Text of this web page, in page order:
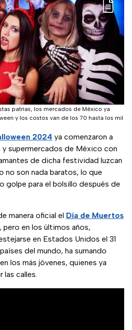
patrias, los mercados de México ya
y los costos van de los 70 hasta los mil
2024 ya comenzaron a
supermercados de México con
de dicha festividad luzcan
no son nada baratos, lo que
golpe para el bolsillo después de
manera oficial el Día de Muertos
, pero en los últimos años,
en Estados Unidos el 31
del mundo, ha sumando
los más jóvenes, quienes ya
las calles.